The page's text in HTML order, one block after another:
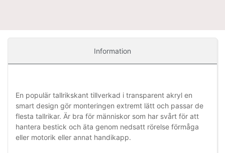
Information
En populär tallrikskant tillverkad i transparent akryl en
smart design gör monteringen extremt lätt och passar de
flesta tallrikar. Är bra för människor som har svårt för att
hantera bestick och äta genom nedsatt rörelse förmåga
eller motorik eller annat handikapp.